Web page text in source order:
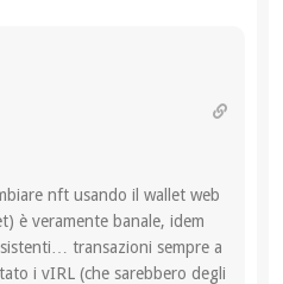
nft usando il wallet web
è veramente banale, idem
transazioni sempre a
i vIRL (che sarebbero degli